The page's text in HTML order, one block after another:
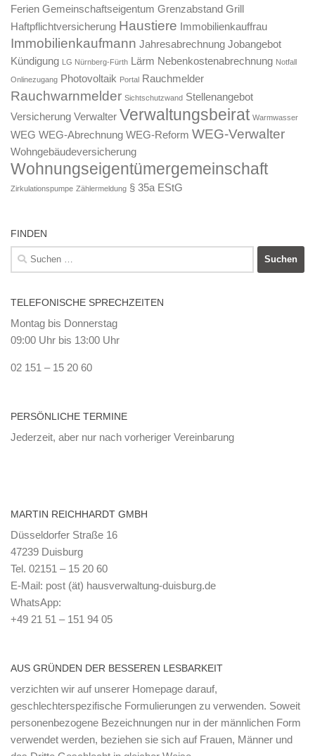
Ferien Gemeinschaftseigentum Grenzabstand Grill
Haftpflichtversicherung Haustiere Immobilienkauffrau
Immobilienkaufmann Jahresabrechnung Jobangebot
Kündigung LG Nürnberg-Fürth Lärm Nebenkostenabrechnung Notfall
Onlinezugang Photovoltaik Portal Rauchmelder
Rauchwarnmelder Sichtschutzwand Stellenangebot
Versicherung Verwalter Verwaltungsbeirat Warmwasser
WEG WEG-Abrechnung WEG-Reform WEG-Verwalter
Wohngebäudeversicherung
Wohnungseigentümergemeinschaft
Zirkulationspumpe Zählermeldung § 35a EStG
FINDEN
Suchen
nach:
TELEFONISCHE SPRECHZEITEN
Montag bis Donnerstag
09:00 Uhr bis 13:00 Uhr
02 151 – 15 20 60
PERSÖNLICHE TERMINE
Jederzeit, aber nur nach vorheriger Vereinbarung
MARTIN REICHHARDT GMBH
Düsseldorfer Straße 16
47239 Duisburg
Tel. 02151 – 15 20 60
E-Mail: post (ät) hausverwaltung-duisburg.de
WhatsApp:
+49 21 51 – 151 94 05
AUS GRÜNDEN DER BESSEREN LESBARKEIT
verzichten wir auf unserer Homepage darauf,
geschlechterspezifische Formulierungen zu verwenden. Soweit
personenbezogene Bezeichnungen nur in der männlichen Form
verwendet werden, beziehen sie sich auf Frauen, Männer und